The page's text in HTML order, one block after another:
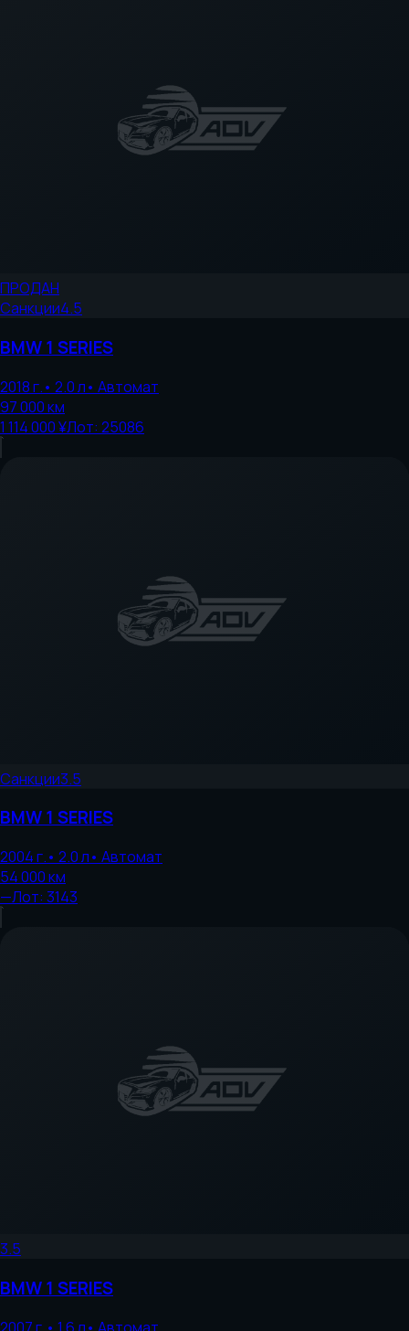
ПРОДАН
Санкции4.5
BMW1 SERIES
2018г.• 2.0л• Автомат
97 000км
1 114 000 ¥Лот: 25086
Санкции3.5
BMW1 SERIES
2004г.• 2.0л• Автомат
54 000км
—Лот: 3143
3.5
BMW1 SERIES
2007г. • 1.6 л• Автомат